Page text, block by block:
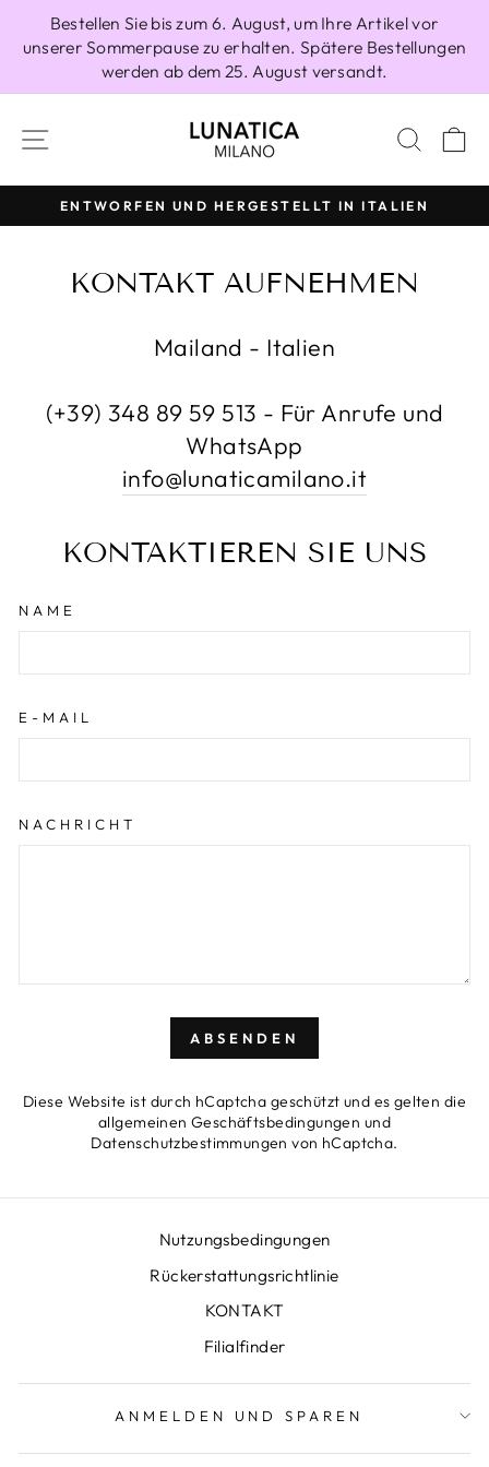
Inhalt
Bestellen Sie bis zum 6. August, um Ihre Artikel vor
unserer Sommerpause zu erhalten. Spätere Bestellungen
werden ab dem 25. August versandt.
SEITENNAVIGATION
Pause
ENTWORFEN UND HERGESTELLT IN ITALIEN
KONTAKT AUFNEHMEN
Mailand - Italien
(+39) 348 89 59 513 - Für Anrufe und
WhatsApp
info@lunaticamilano.it
KONTAKTIEREN SIE UNS
NAME
E-MAIL
NACHRICHT
ABSENDEN
Diese Website ist durch hCaptcha geschützt und es gelten die
allgemeinen Geschäftsbedingungen und
Datenschutzbestimmungen von hCaptcha.
Nutzungsbedingungen
Rückerstattungsrichtlinie
KONTAKT
Filialfinder
ANMELDEN UND SPAREN